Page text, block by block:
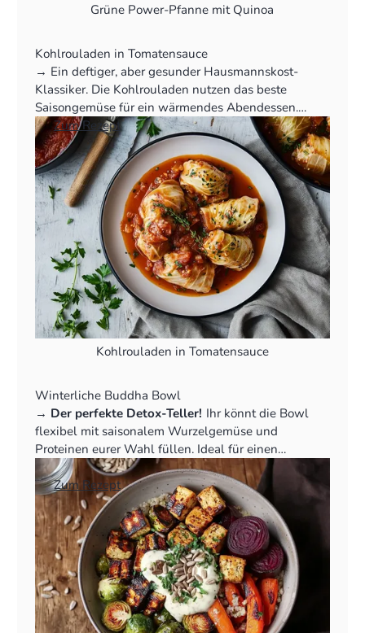
Grüne Power-Pfanne mit Quinoa
Kohlrouladen in Tomatensauce
‍→ Ein deftiger, aber gesunder Hausmannskost-
Klassiker. Die Kohlrouladen nutzen das beste
Saisongemüse für ein wärmendes Abendessen.
👉 Zum Rezept
Kohlrouladen in Tomatensauce
Winterliche Buddha Bowl
‍→ Der perfekte Detox-Teller! Ihr könnt die Bowl
flexibel mit saisonalem Wurzelgemüse und
Proteinen eurer Wahl füllen. Ideal für einen
gesunden Start ins Jahr.
👉Zum Rezept